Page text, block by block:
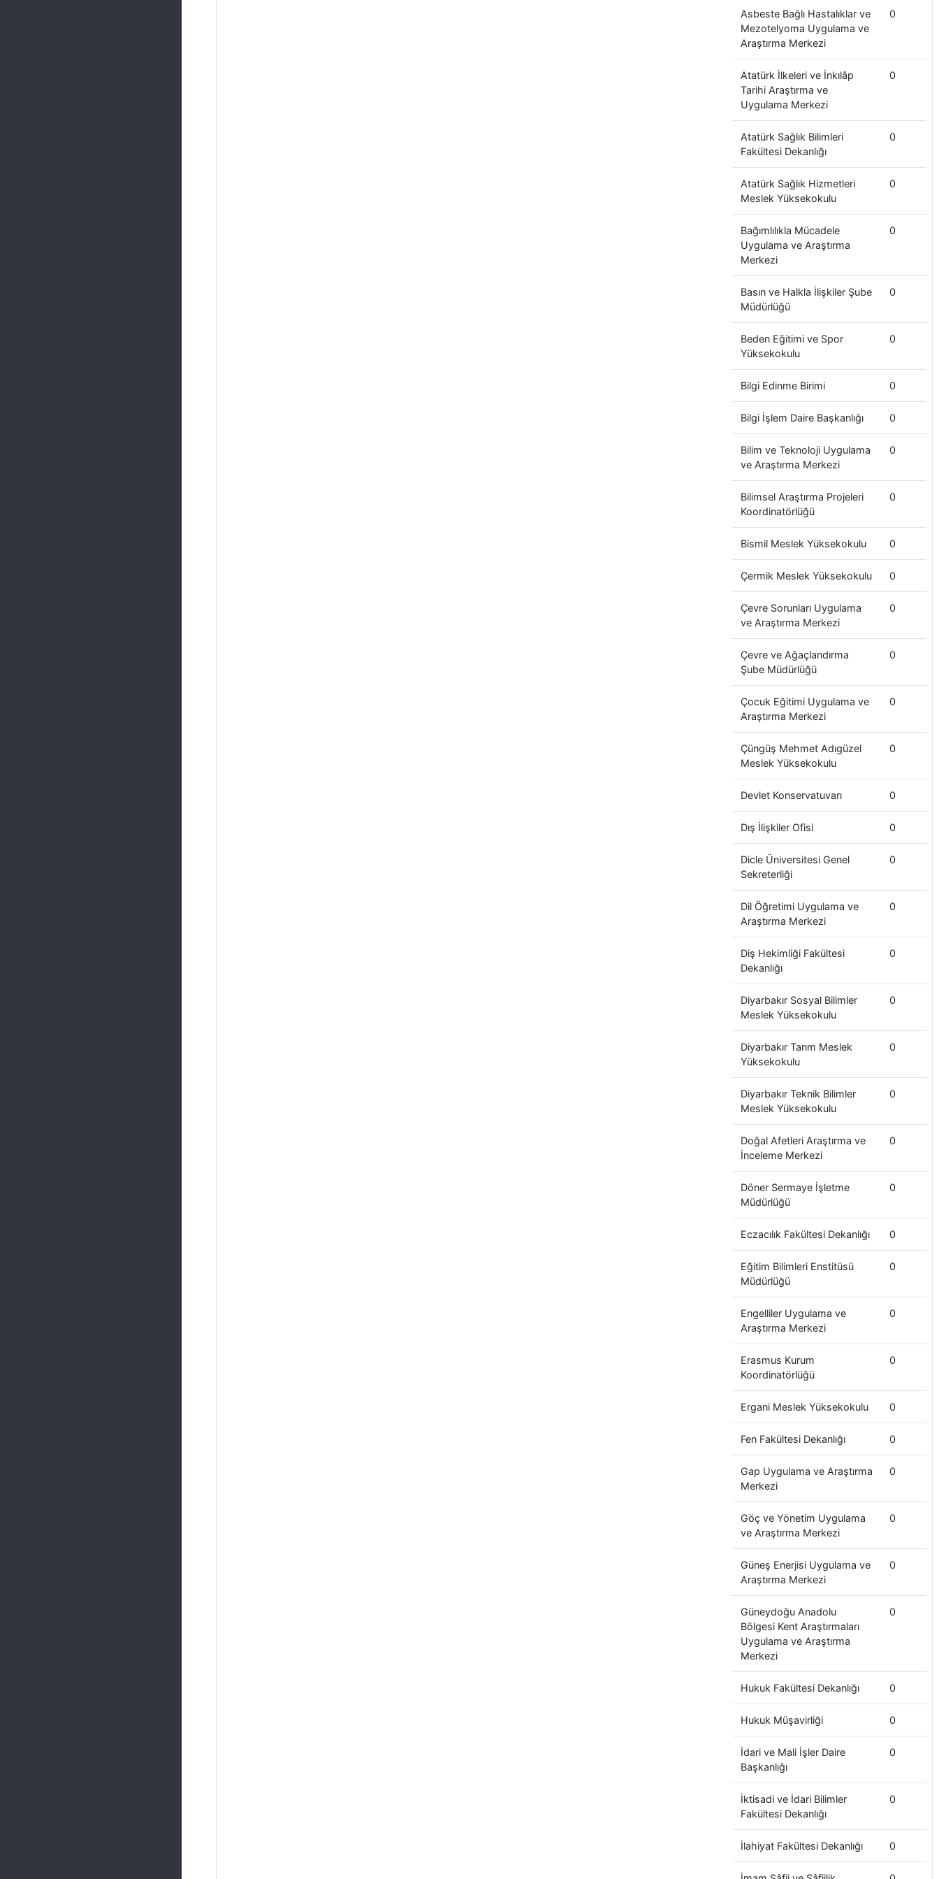
Asbeste Bağlı Hastalıklar ve
Mezotelyoma Uygulama ve
Araştırma Merkezi
0
Atatürk İlkeleri ve İnkılâp
Tarihi Araştırma ve
Uygulama Merkezi
0
Atatürk Sağlık Bilimleri
Fakültesi Dekanlığı
0
Atatürk Sağlık Hizmetleri
Meslek Yüksekokulu
0
Bağımlılıkla Mücadele
Uygulama ve Araştırma
Merkezi
0
Basın ve Halkla İlişkiler Şube
Müdürlüğü
0
Beden Eğitimi ve Spor
Yüksekokulu
0
Bilgi Edinme Birimi 0
Bilgi İşlem Daire Başkanlığı 0
Bilim ve Teknoloji Uygulama
ve Araştırma Merkezi
0
Bilimsel Araştırma Projeleri
Koordinatörlüğü
0
Bismil Meslek Yüksekokulu 0
Çermik Meslek Yüksekokulu 0
Çevre Sorunları Uygulama
ve Araştırma Merkezi
0
Çevre ve Ağaçlandırma
Şube Müdürlüğü
0
Çocuk Eğitimi Uygulama ve
Araştırma Merkezi
0
Çüngüş Mehmet Adıgüzel
Meslek Yüksekokulu
0
Devlet Konservatuvarı 0
Dış İlişkiler Ofisi 0
Dicle Üniversitesi Genel
Sekreterliği
0
Dil Öğretimi Uygulama ve
Araştırma Merkezi
0
Diş Hekimliği Fakültesi
Dekanlığı
0
Diyarbakır Sosyal Bilimler
Meslek Yüksekokulu
0
Diyarbakır Tarım Meslek
Yüksekokulu
0
Diyarbakır Teknik Bilimler
Meslek Yüksekokulu
0
Doğal Afetleri Araştırma ve
İnceleme Merkezi
0
Döner Sermaye İşletme
Müdürlüğü
0
Eczacılık Fakültesi Dekanlığı 0
Eğitim Bilimleri Enstitüsü
Müdürlüğü
0
Engelliler Uygulama ve
Araştırma Merkezi
0
Erasmus Kurum
Koordinatörlüğü
0
Ergani Meslek Yüksekokulu 0
Fen Fakültesi Dekanlığı 0
Gap Uygulama ve Araştırma
Merkezi
0
Göç ve Yönetim Uygulama
ve Araştırma Merkezi
0
Güneş Enerjisi Uygulama ve
Araştırma Merkezi
0
Güneydoğu Anadolu
Bölgesi Kent Araştırmaları
Uygulama ve Araştırma
Merkezi
0
Hukuk Fakültesi Dekanlığı 0
Hukuk Müşavirliği 0
İdari ve Mali İşler Daire
Başkanlığı
0
İktisadi ve İdari Bilimler
Fakültesi Dekanlığı
0
İlahiyat Fakültesi Dekanlığı 0